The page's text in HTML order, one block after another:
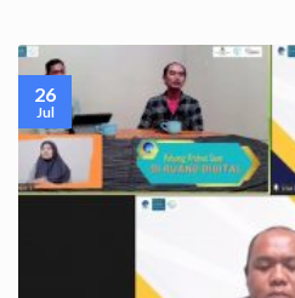
26
Jul